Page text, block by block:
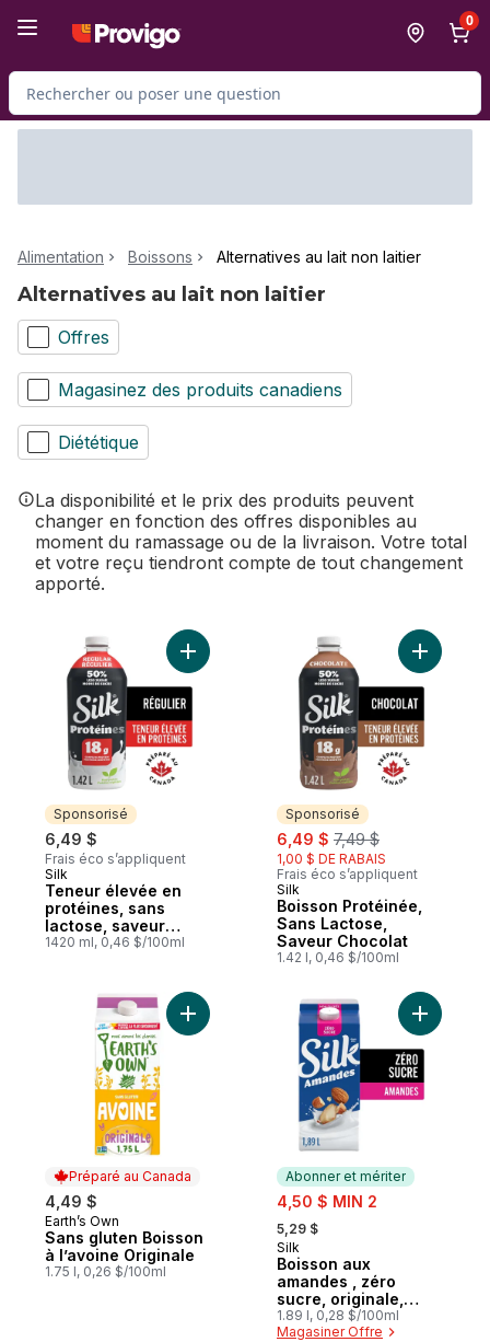
0
Rechercher des produits
Alimentation Boissons Alternatives au lait non laitier
Alternatives au lait non laitier
Offres
Magasinez des produits canadiens
Diététique
La disponibilité et le prix des produits peuvent
changer en fonction des offres disponibles au
moment du ramassage ou de la livraison. Votre total
et votre reçu tiendront compte de tout changement
apporté.
Sponsorisé
6,49 $
Frais éco s’appliquent
Sponsorisé
Silk
Teneur élevée en
protéines, sans
lactose, saveur
régulière
1420 ml, 0,46 $/100ml
Ajouter Teneur élevée en protéines,
Sponsorisé
sale:
6,49 $ , formerly:
7,49 $
1,00 $ DE RABAIS
Frais éco s’appliquent
Sponsorisé
Silk
Boisson Protéinée,
Sans Lactose,
Saveur Chocolat
1.42 l, 0,46 $/100ml
Ajouter
Préparé au Canada
4,49 $
Préparé au Canada
Earth’s Own
Sans gluten Boisson
à l’avoine Originale
1.75 l, 0,26 $/100ml
Ajouter Sans gluten Boisson à l’avoine
Abonner et mériter
sale:
4,50 $ MIN 2
, formerly:
5,29 $
Abonner et mériter
Silk
Boisson aux
amandes , zéro
sucre, originale,
sans produits laitiers
1.89 l, 0,28 $/100ml
Magasiner Offre
Ajouter